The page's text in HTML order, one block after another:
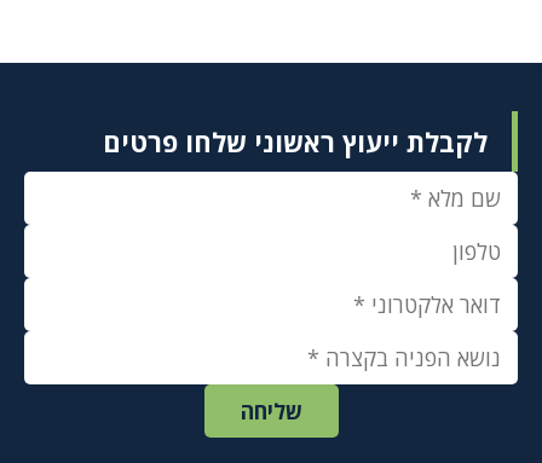
לקבלת ייעוץ ראשוני שלחו פרטים